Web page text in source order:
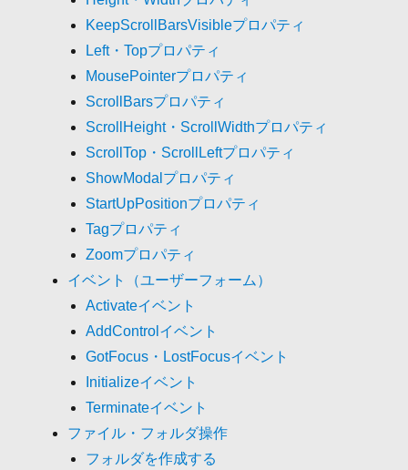
KeepScrollBarsVisibleプロパティ
Left・Topプロパティ
MousePointerプロパティ
ScrollBarsプロパティ
ScrollHeight・ScrollWidthプロパティ
ScrollTop・ScrollLeftプロパティ
ShowModalプロパティ
StartUpPositionプロパティ
Tagプロパティ
Zoomプロパティ
イベント（ユーザーフォーム）
Activateイベント
AddControlイベント
GotFocus・LostFocusイベント
Initializeイベント
Terminateイベント
ファイル・フォルダ操作
フォルダを作成する